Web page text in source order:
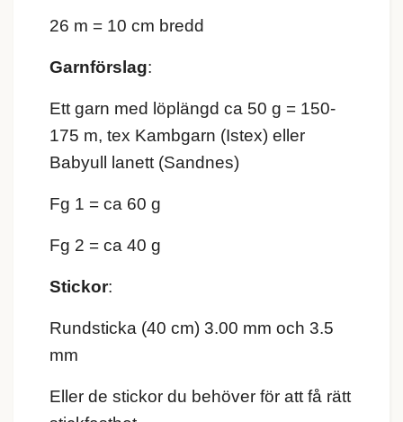
26 m = 10 cm bredd
Garnförslag:
Ett garn med löplängd ca 50 g = 150-
175 m, tex Kambgarn (Istex) eller
Babyull lanett (Sandnes)
Fg 1 = ca 60 g
Fg 2 = ca 40 g
Stickor:
Rundsticka (40 cm) 3.00 mm och 3.5
mm
Eller de stickor du behöver för att få rätt